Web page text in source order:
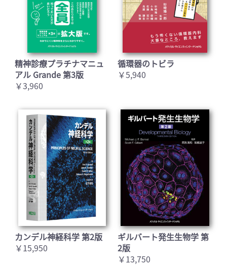
精神診療プラチナマニュ
アル Grande 第3版
￥3,960
循環器のトビラ
￥5,940
カンデル神経科学 第2版
￥15,950
ギルバート発生生物学 第
2版
￥13,750